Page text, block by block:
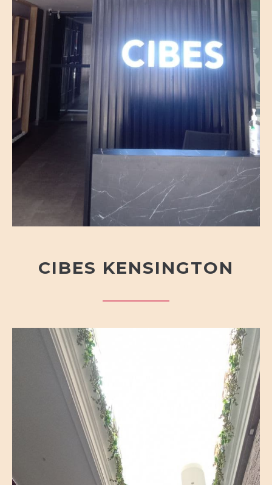
CIBES KENSINGTON